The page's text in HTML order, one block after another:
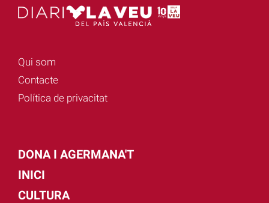
Qui som
Contacte
Política de privacitat
DONA I AGERMANA'T
INICI
CULTURA